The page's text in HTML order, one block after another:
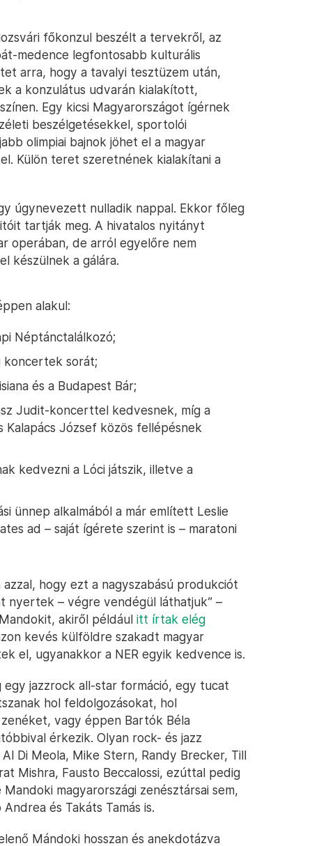
főkonzul beszélt a tervekről, az
medence legfontosabb kulturális
arra, hogy a tavalyi tesztüzem után,
a konzulátus udvarán kialakított,
Egy kicsi Magyarországot ígérnek
beszélgetésekkel, sportolói
olimpiai bajnok jöhet el a magyar
Külön teret szeretnének kialakítani a
úgynevezett nulladik nappal. Ekkor főleg
tartják meg. A hivatalos nyitányt
operában, de arról egyelőre nem
készülnek a gálára.
alakul:
Néptánctalálkozó;
koncertek sorát;
és a Budapest Bár;
Judit-koncerttel kedvesnek, míg a
József közös fellépésnek
kedvezni a Lóci játszik, illetve a
ünnep alkalmából a már említett Leslie
ad – saját ígérete szerint is – maratoni
hogy ezt a nagyszabású produkciót
nyertek – végre vendégül láthatjuk” –
akiről például itt írtak elég
kevés külföldre szakadt magyar
el, ugyanakkor a NER egyik kedvence is.
jazzrock all-star formáció, egy tucat
hol feldolgozásokat, hol
vagy éppen Bartók Béla
érkezik. Olyan rock- és jazz
Di Meola, Mike Stern, Randy Brecker, Till
Mishra, Fausto Beccalossi, ezúttal pedig
magyarországi zenésztársai sem,
és Takáts Tamás is.
Mándoki hosszan és anekdotázva